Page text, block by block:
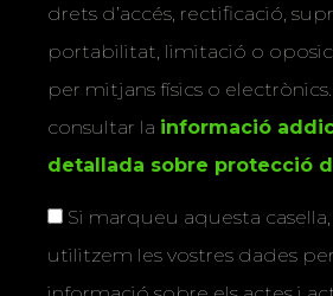
drets d’accés, rectificació,
portabilitat, limitació o
per mitjans físics o
consultar la informació
detallada sobre protecció
Si marqueu aquesta
utilitzem les vostres dades